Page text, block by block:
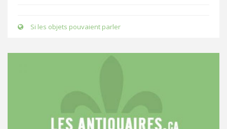
Si les objets pouvaient parler